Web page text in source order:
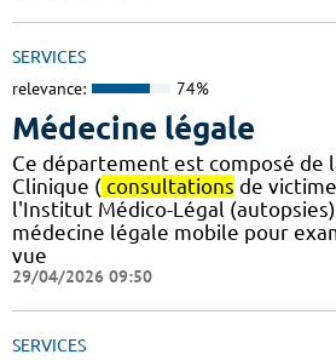
SERVICES
relevance: 74%
Médecine légale
Ce département est composé de
Clinique ( consultations de
l'Institut Médico-Légal
médecine légale mobile pour
vue
29/04/2026 09:50
SERVICES